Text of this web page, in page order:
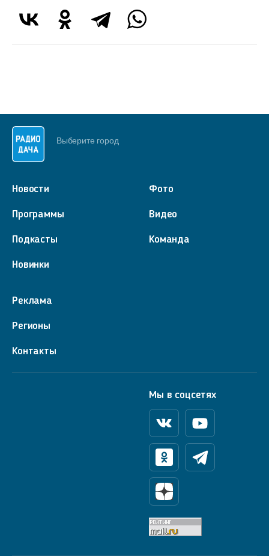
Выберите город
Новости
Программы
Подкасты
Новинки
Фото
Видео
Команда
Реклама
Регионы
Контакты
Мы в соцсетях
ВконтактеYoutube
ОдноклассникиТелеграм
Яндекс Дзен